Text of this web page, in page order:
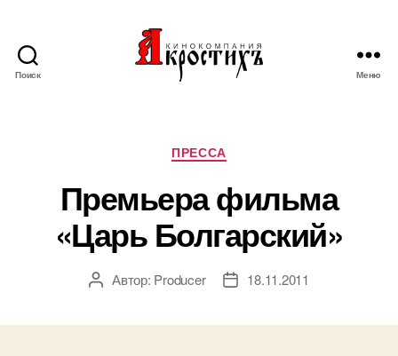
Поиск Меню
Рубрики
ПРЕССА
Премьера фильма
«Царь Болгарский»
АвторАвтор: Producer
Дата18.11.2011